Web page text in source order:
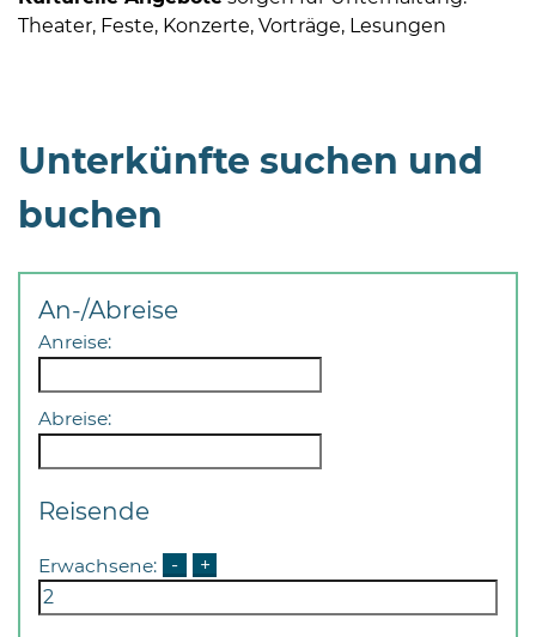
Theater, Feste, Konzerte, Vorträge, Lesungen
Unterkünfte suchen und
buchen
An-/Abreise
Anreise:
Abreise:
Reisende
Erwachsene: - +